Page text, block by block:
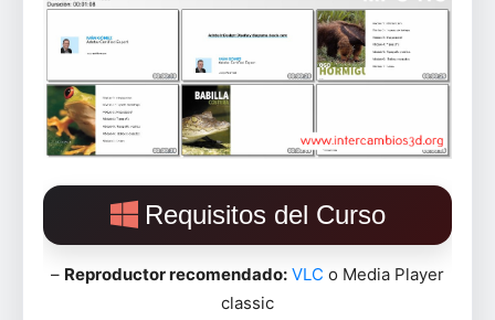
Requisitos del Curso
– Reproductor recomendado: VLC o Media Player
classic